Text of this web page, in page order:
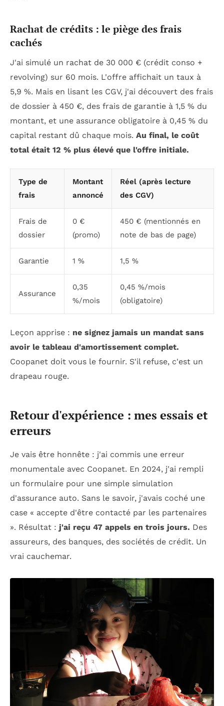
Rachat de crédits : le piège des frais
cachés
J'ai simulé un rachat de 30 000 € (crédit conso +
revolving) sur 60 mois. L'offre affichait un taux à
5,9 %. Mais en lisant les CGV, j'ai découvert des frais
de dossier à 450 €, des frais de garantie à 1,5 % du
montant, et une assurance obligatoire à 0,45 % du
capital restant dû chaque mois. Au final, le coût
total était 12 % plus élevé que l'offre initiale.
Type de
frais
Montant
annoncé
Réel (après lecture
des CGV)
Frais de
dossier
0 €
(promo)
450 € (mentionnés en
note de bas de page)
Garantie 1 % 1,5 %
Assurance
0,35
%/mois
0,45 %/mois
(obligatoire)
Leçon apprise : ne signez jamais un mandat sans
avoir le tableau d'amortissement complet.
Coopanet doit vous le fournir. S'il refuse, c'est un
drapeau rouge.
Retour d'expérience : mes essais et
erreurs
Je vais être honnête : j'ai commis une erreur
monumentale avec Coopanet. En 2024, j'ai rempli
un formulaire pour une simple simulation
d'assurance auto. Sans le savoir, j'avais coché une
case « accepte d'être contacté par les partenaires
». Résultat : j'ai reçu 47 appels en trois jours. Des
assureurs, des banques, des sociétés de crédit. Un
vrai cauchemar.